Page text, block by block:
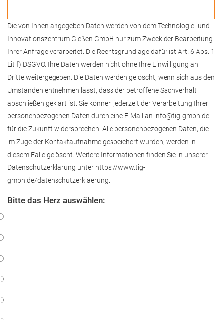
Die von Ihnen angegeben Daten werden von dem Technologie- und
Innovationszentrum Gießen GmbH nur zum Zweck der Bearbeitung
Ihrer Anfrage verarbeitet. Die Rechtsgrundlage dafür ist Art. 6 Abs. 1
Lit f) DSGVO. Ihre Daten werden nicht ohne Ihre Einwilligung an
Dritte weitergegeben. Die Daten werden gelöscht, wenn sich aus den
Umständen entnehmen lässt, dass der betroffene Sachverhalt
abschließen geklärt ist. Sie können jederzeit der Verarbeitung Ihrer
personenbezogenen Daten durch eine E-Mail an info@tig-gmbh.de
für die Zukunft widersprechen. Alle personenbezogenen Daten, die
im Zuge der Kontaktaufnahme gespeichert wurden, werden in
diesem Falle gelöscht. Weitere Informationen finden Sie in unserer
Datenschutzerklärung unter https://www.tig-
gmbh.de/datenschutzerklaerung.
Bitte das Herz auswählen: